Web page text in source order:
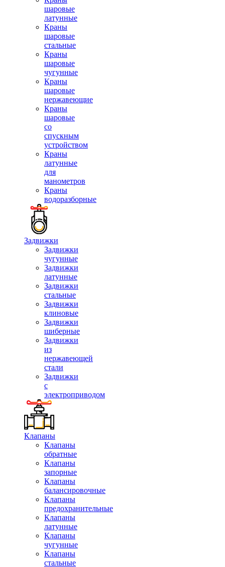
шаровые
латунные
Краны
шаровые
стальные
Краны
шаровые
чугунные
Краны
шаровые
нержавеющие
Краны
шаровые
со
спускным
устройством
Краны
латунные
для
манометров
Краны
водоразборные
Задвижки
Задвижки
чугунные
Задвижки
латунные
Задвижки
стальные
Задвижки
клиновые
Задвижки
шиберные
Задвижки
из
нержавеющей
стали
Задвижки
с
электроприводом
Клапаны
Клапаны
обратные
Клапаны
запорные
Клапаны
балансировочные
Клапаны
предохранительные
Клапаны
латунные
Клапаны
чугунные
Клапаны
стальные